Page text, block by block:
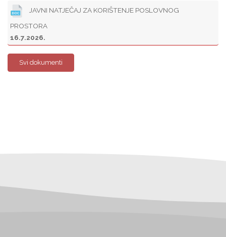
JAVNI NATJEČAJ ZA KORIŠTENJE POSLOVNOG
PROSTORA
16.7.2026.
Svi dokumenti